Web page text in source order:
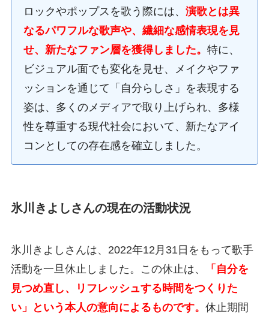
ロックやポップスを歌う際には、 演歌とは異
なるパワフルな歌声や、繊細な感情表現を見
せ、新たなファン層を獲得しました。 特に、
ビジュアル面でも変化を見せ、メイクやファ
ッションを通じて「自分らしさ」を表現する
姿は、多くのメディアで取り上げられ、多様
性を尊重する現代社会において、新たなアイ
コンとしての存在感を確立しました。
氷川きよしさんの現在の活動状況
氷川きよしさんは、2022年12月31日をもって歌手
活動を一旦休止しました。この休止は、
「自分を
見つめ直し、リフレッシュする時間をつくりた
い」という本人の意向によるものです。 休止期間